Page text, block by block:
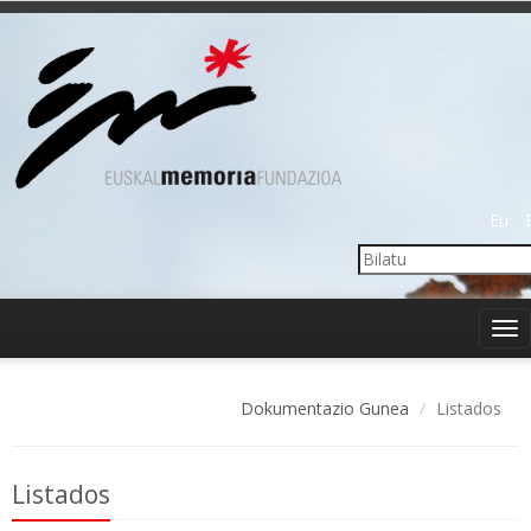
Eu
Dokumentazio Gunea Listados
Listados